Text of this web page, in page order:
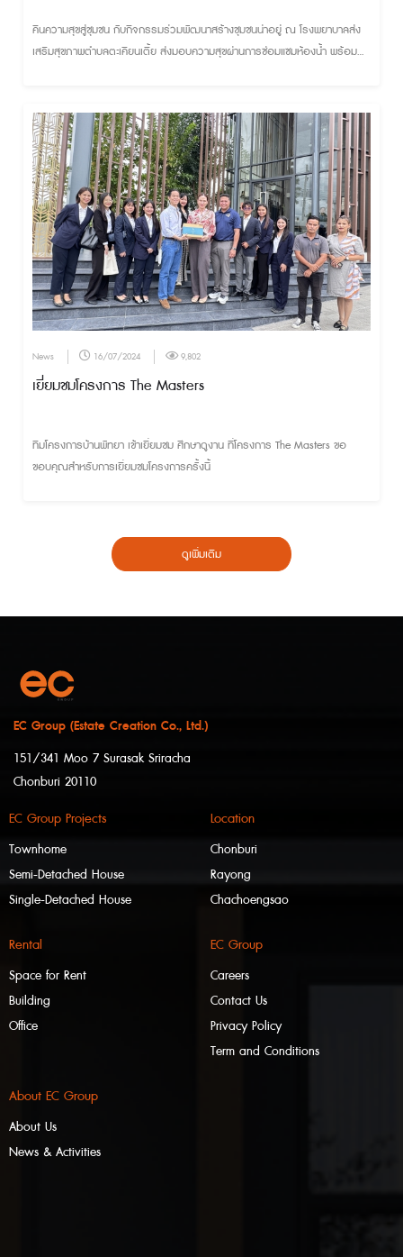
คืนความสุขสู่ชุมชน กับกิจกรรมร่วมพัฒนาสร้างชุมชนน่าอยู่ ณ โรงพยาบาลส่ง
เสริมสุขภาพตำบลตะเคียนเตี้ย ส่งมอบความสุขผ่านการซ่อมแซมห้องน้ำ พร้อม
News 16/07/2024 9,802
เยี่ยมชมโครงการ The Masters
ทีมโครงการบ้านพัทยา เข้าเยี่ยมชม ศึกษาดูงาน ที่โครงการ The Masters ขอ
ขอบคุณสำหรับการเยี่ยมชมโครงการครั้งนี้
ดูเพิ่มเติม
EC Group (Estate Creation Co., Ltd.)
151/341 Moo 7 Surasak Sriracha
Chonburi 20110
EC Group Projects
Townhome
Semi-Detached House
Single-Detached House
Location
Chonburi
Rayong
Chachoengsao
Rental
Space for Rent
Building
Office
EC Group
Careers
Contact Us
Privacy Policy
Term and Conditions
About EC Group
About Us
News & Activities